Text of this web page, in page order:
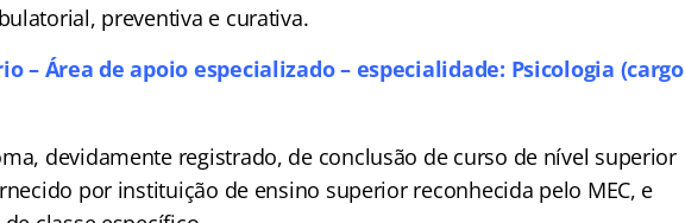
preventiva e curativa.
– Área de apoio especializado – especialidade: Psicologia (cargo
devidamente registrado, de conclusão de curso de nível superior
por instituição de ensino superior reconhecida pelo MEC, e